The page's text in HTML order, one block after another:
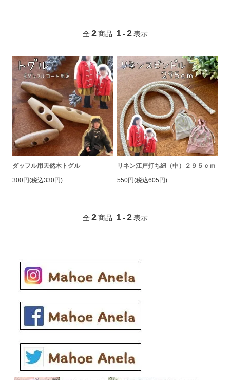
全 2 商品 1 - 2 表示
ダッフル用天然木トグル
300円(税込330円)
リネン江戸打ち紐（中）２９５ｃｍ
550円(税込605円)
全 2 商品 1 - 2 表示